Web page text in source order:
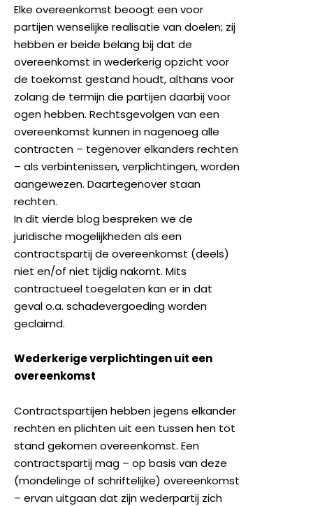
Elke overeenkomst beoogt een voor
partijen wenselijke realisatie van doelen; zij
hebben er beide belang bij dat de
overeenkomst in wederkerig opzicht voor
de toekomst gestand houdt, althans voor
zolang de termijn die partijen daarbij voor
ogen hebben. Rechtsgevolgen van een
overeenkomst kunnen in nagenoeg alle
contracten – tegenover elkanders rechten
– als verbintenissen, verplichtingen, worden
aangewezen. Daartegenover staan
rechten.
In dit vierde blog bespreken we de
juridische mogelijkheden als een
contractspartij de overeenkomst (deels)
niet en/of niet tijdig nakomt. Mits
contractueel toegelaten kan er in dat
geval o.a. schadevergoeding worden
geclaimd.
Wederkerige verplichtingen uit een
overeenkomst
Contractspartijen hebben jegens elkander
rechten en plichten uit een tussen hen tot
stand gekomen overeenkomst. Een
contractspartij mag – op basis van deze
(mondelinge of schriftelijke) overeenkomst
– ervan uitgaan dat zijn wederpartij zich